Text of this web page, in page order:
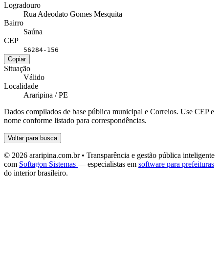
Logradouro
Rua Adeodato Gomes Mesquita
Bairro
Saúna
CEP
56284-156
Copiar
Situação
Válido
Localidade
Araripina / PE
Dados compilados de base pública municipal e Correios. Use CEP e
nome conforme listado para correspondências.
Voltar para busca
© 2026 araripina.com.br • Transparência e gestão pública inteligente
com Softagon Sistemas — especialistas em software para prefeituras
do interior brasileiro.